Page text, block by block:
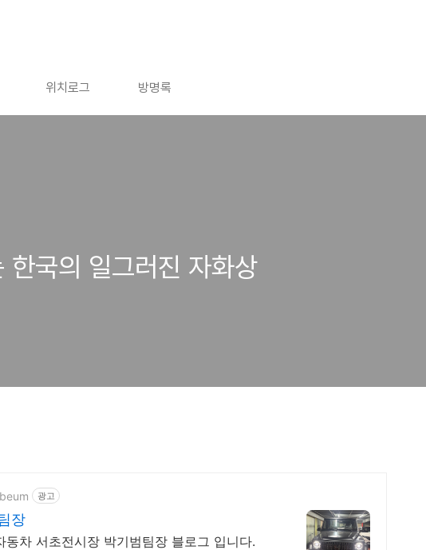
위치로그 방명록
한국의 일그러진 자화상
광고
장
동차 서초전시장 박기범팀장 블로그 입니다.